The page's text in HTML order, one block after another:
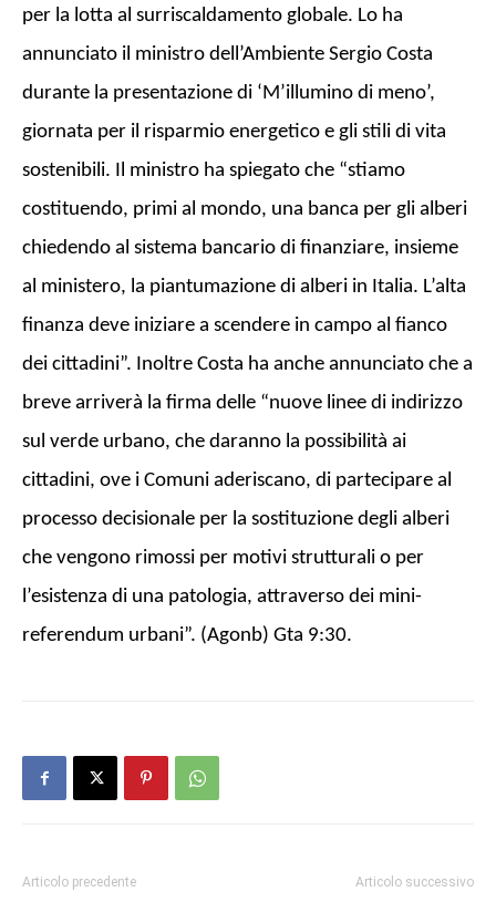
per la lotta al surriscaldamento globale. Lo ha
annunciato il ministro dell’Ambiente Sergio Costa
durante la presentazione di ‘M’illumino di meno’,
giornata per il risparmio energetico e gli stili di vita
sostenibili. Il ministro ha spiegato che “stiamo
costituendo, primi al mondo, una banca per gli alberi
chiedendo al sistema bancario di finanziare, insieme
al ministero, la piantumazione di alberi in Italia. L’alta
finanza deve iniziare a scendere in campo al fianco
dei cittadini”. Inoltre Costa ha anche annunciato che a
breve arriverà la firma delle “nuove linee di indirizzo
sul verde urbano, che daranno la possibilità ai
cittadini, ove i Comuni aderiscano, di partecipare al
processo decisionale per la sostituzione degli alberi
che vengono rimossi per motivi strutturali o per
l’esistenza di una patologia, attraverso dei mini-
referendum urbani”. (Agonb) Gta 9:30.
Articolo precedente Articolo successivo